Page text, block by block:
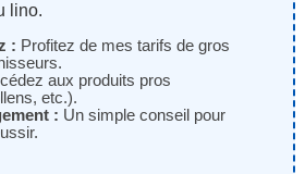
lino.
: Profitez de mes tarifs de gros
aux produits pros
etc.).
: Un simple conseil pour